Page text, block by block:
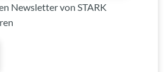
Newsletter von STARK